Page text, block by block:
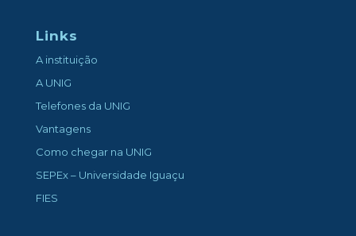
Links
A instituição
A UNIG
Telefones da UNIG
Vantagens
Como chegar na UNIG
SEPEx – Universidade Iguaçu
FIES